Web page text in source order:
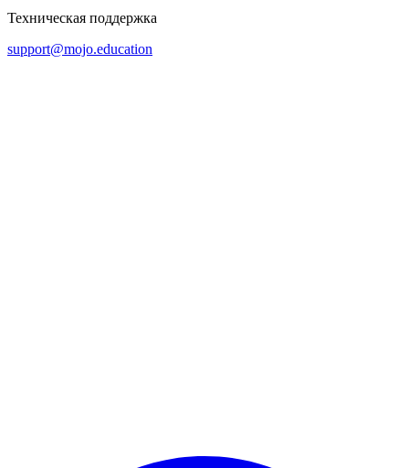
Техническая поддержка
support@mojo.education